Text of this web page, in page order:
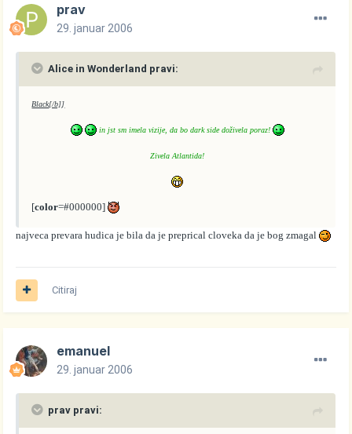
prav
29. januar 2006
Alice in Wonderland pravi:
Black[/b]]
in jst sm imela vizije, da bo dark side doživela poraz!
Zivela Atlantida!
[color=#000000]
najveca prevara hudica je bila da je preprical cloveka da je bog zmagal
Citiraj
emanuel
29. januar 2006
prav pravi: